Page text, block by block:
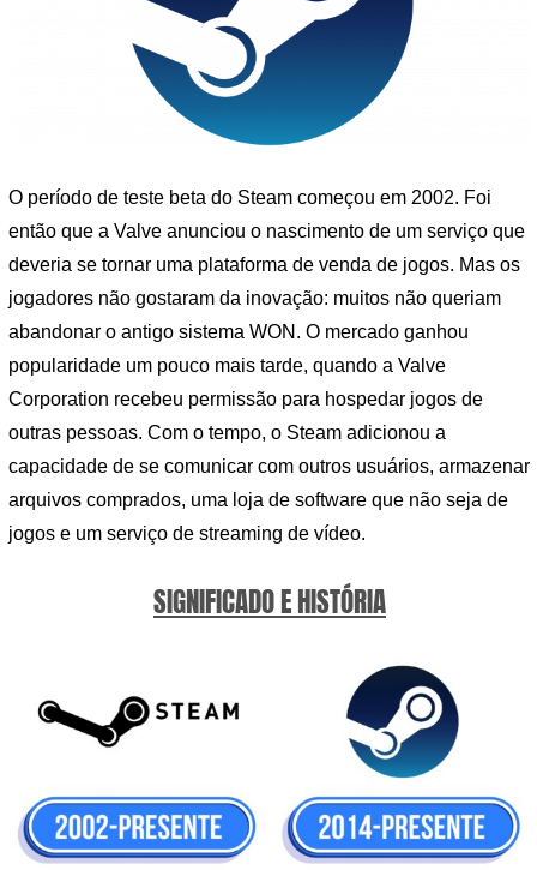
O período de teste beta do Steam começou em 2002. Foi
então que a Valve anunciou o nascimento de um serviço que
deveria se tornar uma plataforma de venda de jogos. Mas os
jogadores não gostaram da inovação: muitos não queriam
abandonar o antigo sistema WON. O mercado ganhou
popularidade um pouco mais tarde, quando a Valve
Corporation recebeu permissão para hospedar jogos de
outras pessoas. Com o tempo, o Steam adicionou a
capacidade de se comunicar com outros usuários, armazenar
arquivos comprados, uma loja de software que não seja de
jogos e um serviço de streaming de vídeo.
SIGNIFICADO E HISTÓRIA